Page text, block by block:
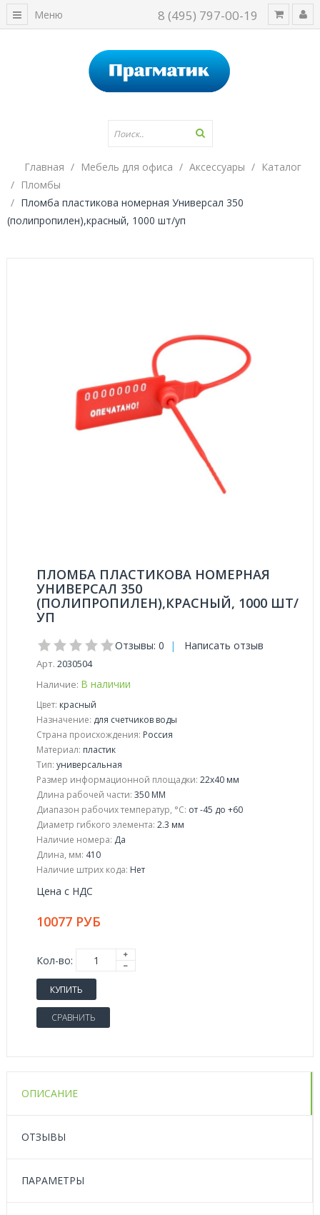
8 (495) 797-00-19
Меню
Главная Мебель для офиса Аксессуары
Каталог
Пломбы
Пломба пластикова номерная Универсал 350
(полипропилен),красный, 1000 шт/уп
ПЛОМБА ПЛАСТИКОВА НОМЕРНАЯ
УНИВЕРСАЛ 350
(ПОЛИПРОПИЛЕН),КРАСНЫЙ, 1000 ШТ/
УП
Отзывы: 0 | Написать отзыв
Арт. 2030504
Наличие: В наличии
Цвет: красный
Назначение: для счетчиков воды
Страна происхождения: Россия
Материал: пластик
Тип: универсальная
Размер информационной площадки: 22x40 мм
Длина рабочей части: 350 ММ
Диапазон рабочих температур, °C: от -45 до +60
Диаметр гибкого элемента: 2.3 мм
Наличие номера: Да
Длина, мм: 410
Наличие штрих кода: Нет
Цена с НДС
10077 РУБ
Кол-во:
КУПИТЬ
СРАВНИТЬ
ОПИСАНИЕ
ОТЗЫВЫ
ПАРАМЕТРЫ